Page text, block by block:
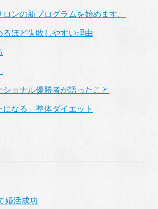
ンの新プログラムを始めます。
るほど失敗しやすい理由
ショナル優勝者が語ったこと
になる」整体ダイエット
婚活成功